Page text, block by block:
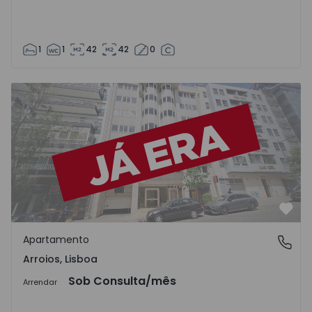
1 1 42 42 0
Apartamento T1 Lisboa, Arroios - 1558276 - 2
Arroios, Lisboa
Apartamento
Arroios, Lisboa
Arrendar Sob Consulta/mês